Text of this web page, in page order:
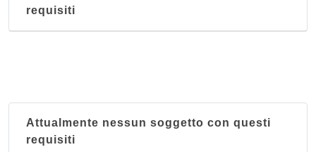
requisiti
Attualmente nessun soggetto con questi
requisiti